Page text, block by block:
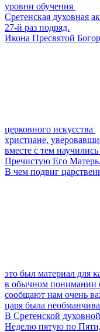
уровни обучения
Сретенская духовная
27-й раз подряд.
Икона Пресвятой
церковного искусства
христиане,
вместе с тем
Пречистую Его Матерь.
В чем подвиг
это был материал для
в обычном понимании
сообщают нам очень
царя была
В Сретенской
Неделю пятую по